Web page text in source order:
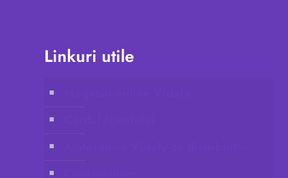
Linkuri utile